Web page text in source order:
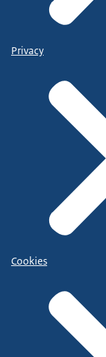
Privacy
Cookies